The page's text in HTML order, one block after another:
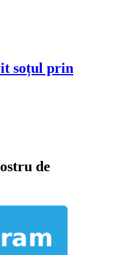
soțul prin
de